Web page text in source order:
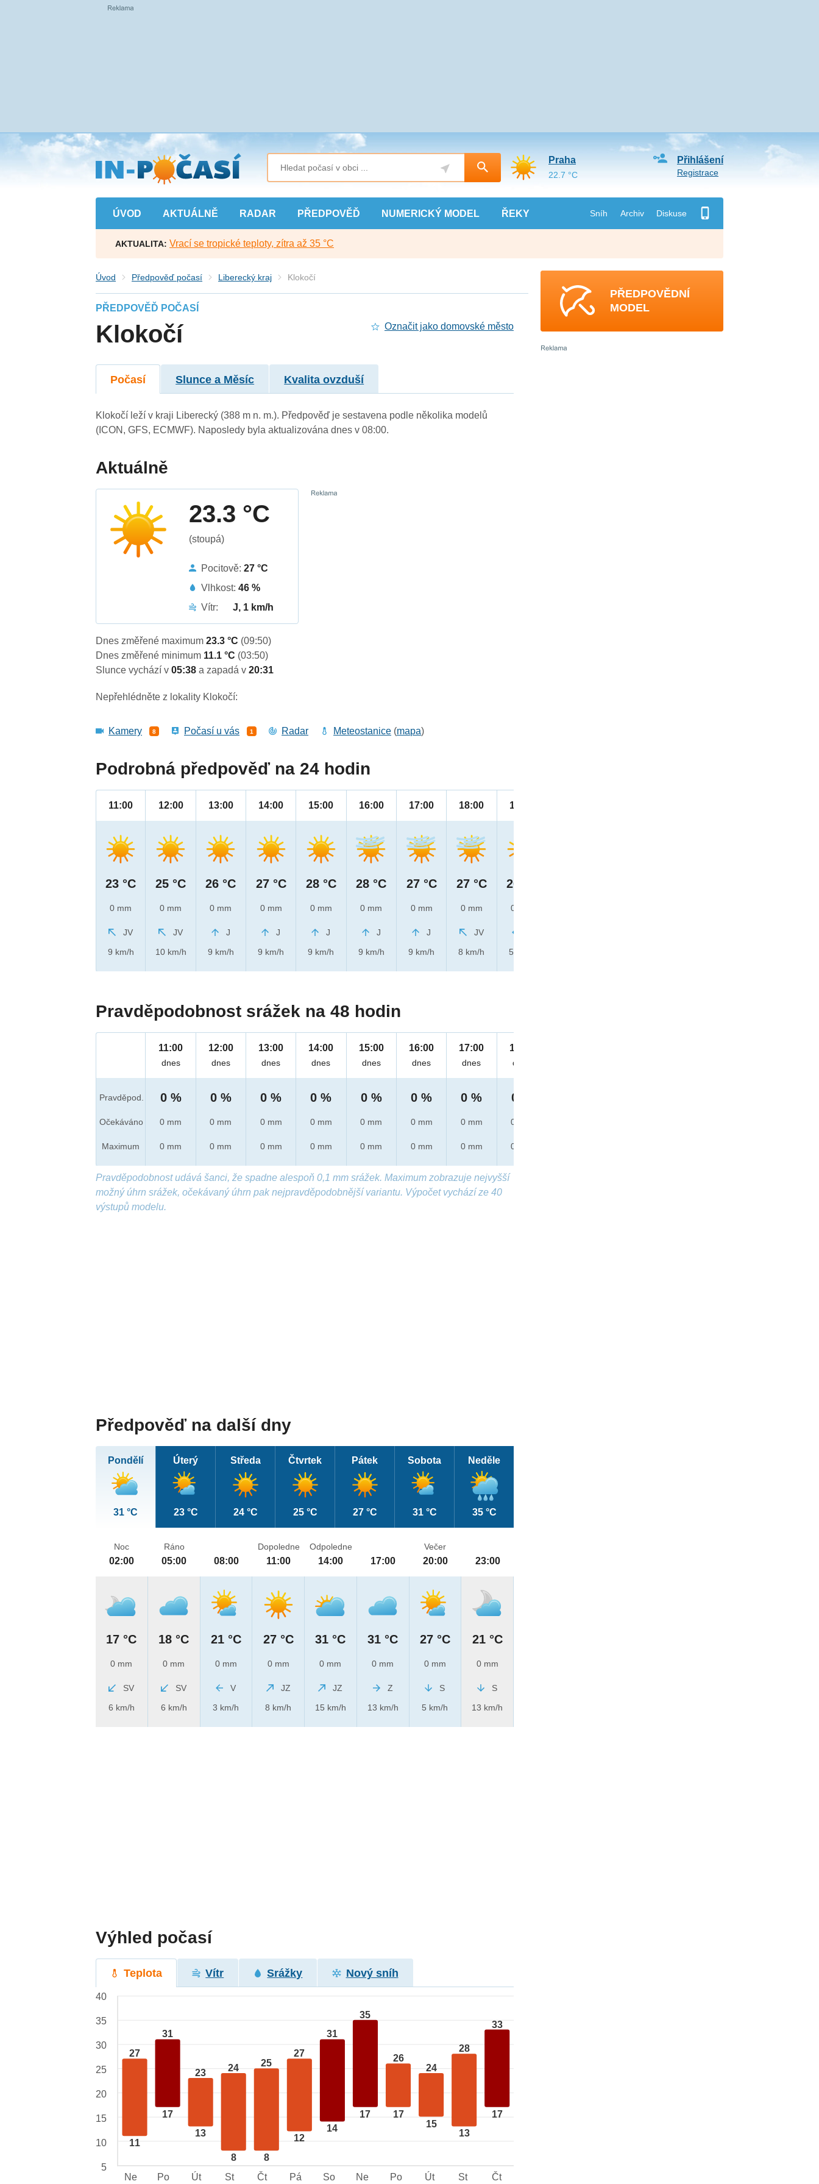
Přejít
na
hlavní
obsah
ÚVOD AKTUÁLNĚ RADAR PŘEDPOVĚĎ NUMERICKÝ MODEL ŘEKY Sníh Archiv Diskuse
Přihlášení
Registrace
Praha
22.7 °C
AKTUALITA: Vrací se tropické teploty, zítra až 35 °C
Úvod Předpověď počasí Liberecký kraj Klokočí
PŘEDPOVĚĎ POČASÍ
Klokočí Označit jako domovské město
Počasí Slunce a Měsíc Kvalita ovzduší
Klokočí leží v kraji Liberecký (388 m n. m.). Předpověď je sestavena podle několika modelů
(ICON, GFS, ECMWF). Naposledy byla aktualizována dnes v 08:00.
Aktuálně
23.3 °C
(stoupá)
Pocitově:27 °C
Vlhkost:46 %
Vítr:
J, 1 km/h
Dnes změřené maximum23.3 °C (09:50)
Dnes změřené minimum 11.1 °C (03:50)
Slunce vychází v05:38a zapadá v20:31
Nepřehlédněte z lokality Klokočí:
Kamery 8 Počasí u vás 1 Radar Meteostanice (mapa)
Podrobná předpověď na 24 hodin
11:00
23 °C
0 mm
JV
9 km/h
12:00
25 °C
0 mm
JV
10 km/h
13:00
26 °C
0 mm
J
9 km/h
14:00
27 °C
0 mm
J
9 km/h
15:00
28 °C
0 mm
J
9 km/h
16:00
28 °C
0 mm
J
9 km/h
17:00
27 °C
0 mm
J
9 km/h
18:00
27 °C
0 mm
JV
8 km/h
19:00
26 °C
0 mm
5 km/h
Pravděpodobnost srážek na 48 hodin
Pravděpod.
Očekáváno
Maximum
11:00
dnes
0 %
0 mm
0 mm
12:00
dnes
0 %
0 mm
0 mm
13:00
dnes
0 %
0 mm
0 mm
14:00
dnes
0 %
0 mm
0 mm
15:00
dnes
0 %
0 mm
0 mm
16:00
dnes
0 %
0 mm
0 mm
17:00
dnes
0 %
0 mm
0 mm
18:00
dnes
0 %
0 mm
0 mm
Pravděpodobnost udává šanci, že spadne alespoň 0,1 mm srážek. Maximum zobrazuje nejvyšší
možný úhrn srážek, očekávaný úhrn pak nejpravděpodobnější variantu. Výpočet vychází ze 40
výstupů modelu.
Předpověď na další dny
Pondělí
31 °C
Úterý
23 °C
Středa
24 °C
Čtvrtek
25 °C
Pátek
27 °C
Sobota
31 °C
Neděle
35 °C
Noc
02:00
17 °C
0 mm
SV
6 km/h
Ráno
05:00
18 °C
0 mm
SV
6 km/h
08:00
21 °C
0 mm
V
3 km/h
Dopoledne
11:00
27 °C
0 mm
JZ
8 km/h
Odpoledne
14:00
31 °C
0 mm
JZ
15 km/h
17:00
31 °C
0 mm
Z
13 km/h
Večer
20:00
27 °C
0 mm
S
5 km/h
23:00
21 °C
0 mm
S
13 km/h
Výhled počasí
Teplota Vítr Srážky Nový sníh
27
11
31
17
23
13
24
8
25
8
27
12
31
14
35
17
26
17
24
15
28
13
33
17
40
35
30
25
20
15
10
5
Ne
Po Út St Čt Pá So Ne Po Út St Čt
PŘEDPOVĚDNÍ
MODEL